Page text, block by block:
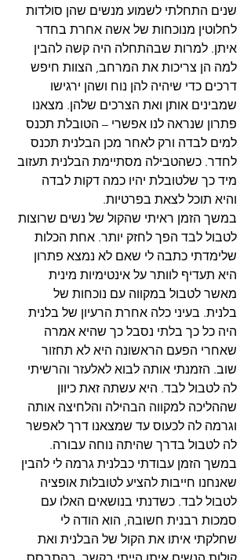
שנים התחלתי לשמוע מנשים שהן סולדות
לחלוטין מנוכחות של אשה אחרת בחדר
איתן. למרות שבהתחלה היה קשה להבין
למה הן צריכות את המרחב, הצוות חיפש
דרכים כדי שיהיה להן נוח ושהן ירגישו
שמבינים אותן ואת הצרכים שלהן. מצאנו
פתרון שנראה לנו אפשרי – הטובלת תכנס
למים לבדה ורק לאחר מכן הבלנית תכנס
לחדר. כשהטבילה מסתיימת הבלנית תעזוב
מיד כך שלטובלת יהיו כמה דקות לבדה
והיא תוכל לצאת בפרטיות.
במשך הזמן ראיתי שהקול של נשים שרוצות
לטבול לבד הפך לחזק יותר. אחת הכלות
שלימדתי כתבה לי שאם לא נמצא פתרון
היא תעדיף לוותר על אינטימיות מינית
מאשר לטבול במקווה עם נוכחות של
בלנית. בעיני כלה אחרת הרעיון של בלנית
היה כל כך בלתי נסבל כך שהיא אמרה
שאחרי הפעם הראשונה היא לא תחזור
שוב. הזמנתי אותה לבוא לאלעזר והרשיתי
לה לטבול לבד. היא עשתה זאת כיוון
שההליכה למקווה הבהילה והלחיצה אותה
וגרמה לה לכעוס עד שמצאנו דרך לאפשר
לה לטבול בדרך שהיתה נוחה עבורה.
במשך הזמן עבודתי כבלנית גרמה לי להבין
שאנחנו חייבות להציע לטובלות אופציה
לטבול לבד. כשדנתי בנושאים האלו עם
סמכות רבנית חשובה, הוא הודה לי
שחלקתי איתו את הקול של הבלנית ואת